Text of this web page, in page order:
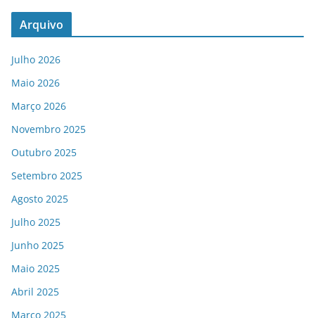
Arquivo
Julho 2026
Maio 2026
Março 2026
Novembro 2025
Outubro 2025
Setembro 2025
Agosto 2025
Julho 2025
Junho 2025
Maio 2025
Abril 2025
Março 2025